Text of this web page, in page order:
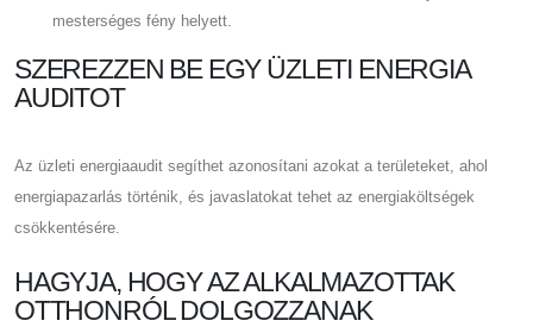
mesterséges fény helyett.
SZEREZZEN BE EGY ÜZLETI ENERGIA
AUDITOT
Az üzleti energiaaudit segíthet azonosítani azokat a területeket, ahol
energiapazarlás történik, és javaslatokat tehet az energiaköltségek
csökkentésére.
HAGYJA, HOGY AZ ALKALMAZOTTAK
OTTHONRÓL DOLGOZZANAK